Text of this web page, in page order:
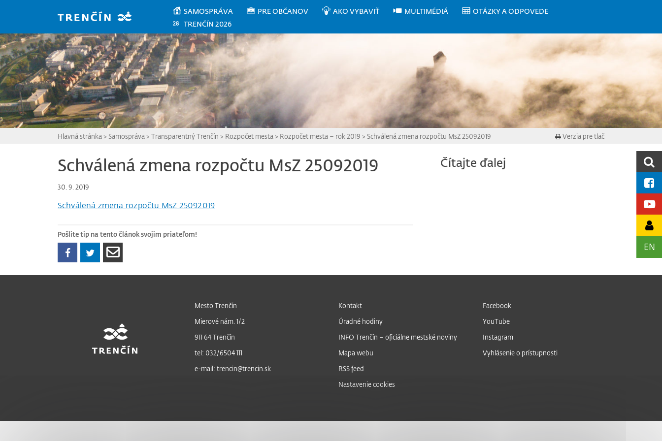
SAMOSPRÁVA PRE OBČANOV AKO VYBAVIŤ MULTIMÉDIÁ
OTÁZKY A ODPOVEDE
TRENČÍN 2026
EN
Hlavná stránka > Samospráva > Transparentný Trenčín > Rozpočet mesta > Rozpočet mesta – rok 2019 > Schválená zmena rozpočtu MsZ 25092019 Verzia pre tlač
Schválená zmena rozpočtu MsZ 25092019
30. 9. 2019
Schválená zmena rozpočtu MsZ 25092019
Pošlite tip na tento článok svojim priateľom!
Čítajte ďalej
Mesto Trenčín
Mierové nám. 1/2
911 64 Trenčín
tel: 032/6504 111
e-mail: trencin@trencin.sk
Kontakt
Úradné hodiny
INFO Trenčín – oficiálne mestské noviny
Mapa webu
RSS feed
Nastavenie cookies
Facebook
YouTube
Instagram
Vyhlásenie o prístupnosti